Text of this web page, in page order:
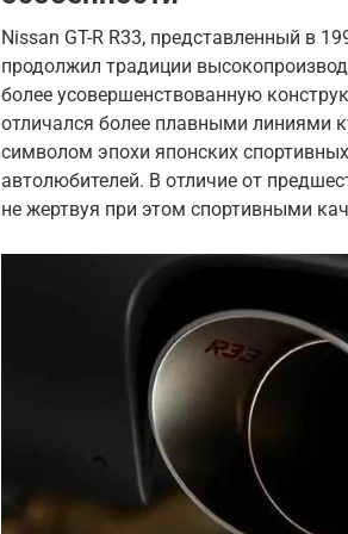
Nissan GT-R R33, представленный в
продолжил традиции
более усовершенствованную
отличался более плавными линиями
символом эпохи японских
автолюбителей. В отличие от
не жертвуя при этом спортивными